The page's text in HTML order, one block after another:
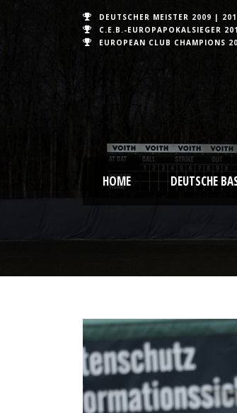
DEUTSCHER MEISTER 2009 |
C.E.B.-EUROPAPOKALSIEGER
EUROPEAN CLUB CHAMPIONS
HOME DEUTSCHE